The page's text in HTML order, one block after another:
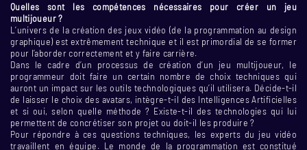
Quelles sont les compétences nécessaires pour créer un jeu
multijoueur ?
L’univers de la création des jeux vidéo (de la programmation au design
graphique) est extrêmement technique et il est primordial de se former
pour l’aborder correctement et y faire carrière.
Dans le cadre d’un processus de création d’un jeu multijoueur, le
programmeur doit faire un certain nombre de choix techniques qui
auront un impact sur les outils technologiques qu’il utilisera. Décide-t-il
de laisser le choix des avatars, intègre-t-il des Intelligences Artificielles
et si oui, selon quelle méthode ? Existe-t-il des technologies qui lui
permettent de concrétiser son projet ou doit-il les produire ?
Pour répondre à ces questions techniques, les experts du jeu vidéo
travaillent en équipe. Le monde de la programmation est constitué